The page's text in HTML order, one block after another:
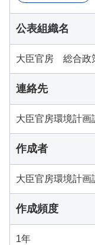
公表組織名
大臣官房 総合政
連絡先
大臣官房環境計画
作成者
大臣官房環境計画
作成頻度
1年